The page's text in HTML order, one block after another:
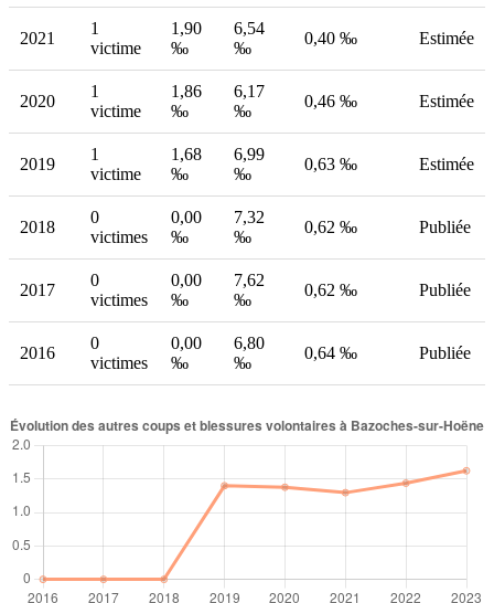
2021
1
victime
1,90
‰
6,54
‰
0,40 ‰ Estimée
2020
1
victime
1,86
‰
6,17
‰
0,46 ‰ Estimée
2019
1
victime
1,68
‰
6,99
‰
0,63 ‰ Estimée
2018
0
victimes
0,00
‰
7,32
‰
0,62 ‰ Publiée
2017
0
victimes
0,00
‰
7,62
‰
0,62 ‰ Publiée
2016
0
victimes
0,00
‰
6,80
‰
0,64 ‰ Publiée